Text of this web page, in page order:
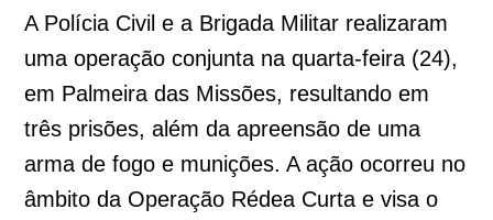
A Polícia Civil e a Brigada Militar realizaram
uma operação conjunta na quarta-feira (24),
em Palmeira das Missões, resultando em
três prisões, além da apreensão de uma
arma de fogo e munições. A ação ocorreu no
âmbito da Operação Rédea Curta e visa o